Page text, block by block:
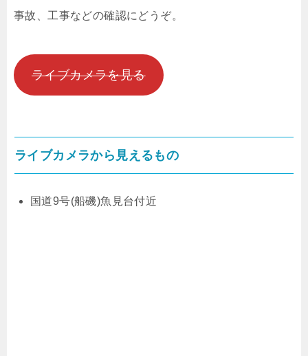
事故、工事などの確認にどうぞ。
ライブカメラを見る
ライブカメラから見えるもの
国道9号(船磯)魚見台付近